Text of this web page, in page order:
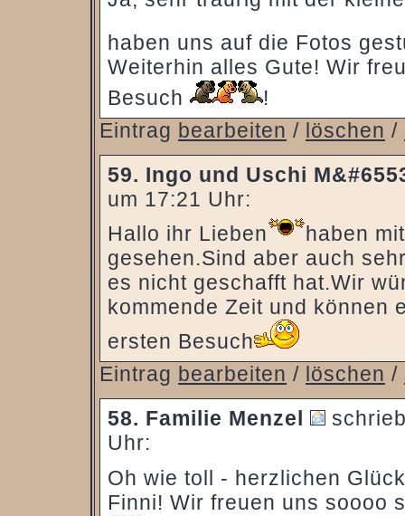
haben uns auf die Fotos
Weiterhin alles Gute! Wir
Besuch
!
Eintrag bearbeiten / löschen /
59. Ingo und Uschi
um 17:21 Uhr:
Hallo ihr Lieben
haben
gesehen.Sind aber auch
es nicht geschafft hat.Wir
kommende Zeit und können
ersten Besuch
Eintrag bearbeiten / löschen /
58. Familie Menzel
Uhr:
Oh wie toll - herzlichen
Finni! Wir freuen uns soooo